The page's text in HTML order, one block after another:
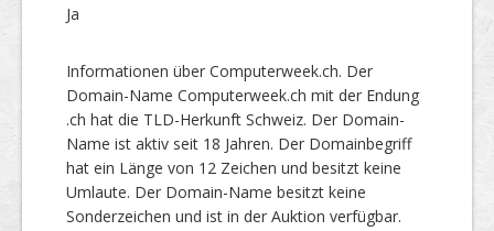
Ja
Informationen über Computerweek.ch. Der
Domain-Name Computerweek.ch mit der Endung
.ch hat die TLD-Herkunft Schweiz. Der Domain-
Name ist aktiv seit 18 Jahren. Der Domainbegriff
hat ein Länge von 12 Zeichen und besitzt keine
Umlaute. Der Domain-Name besitzt keine
Sonderzeichen und ist in der Auktion verfügbar.